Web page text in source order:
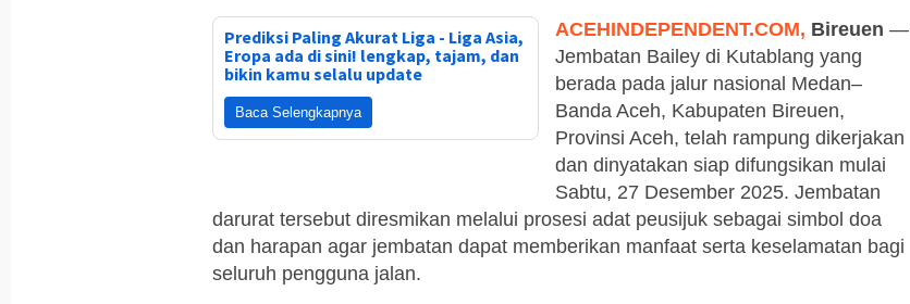
Prediksi Paling Akurat Liga - Liga Asia,
Eropa ada di sini! lengkap, tajam, dan
bikin kamu selalu update
Baca Selengkapnya
ACEHINDEPENDENT.COM, Bireuen —
Jembatan Bailey di Kutablang yang
berada pada jalur nasional Medan–
Banda Aceh, Kabupaten Bireuen,
Provinsi Aceh, telah rampung dikerjakan
dan dinyatakan siap difungsikan mulai
Sabtu, 27 Desember 2025. Jembatan
darurat tersebut diresmikan melalui prosesi adat peusijuk sebagai simbol doa
dan harapan agar jembatan dapat memberikan manfaat serta keselamatan bagi
seluruh pengguna jalan.